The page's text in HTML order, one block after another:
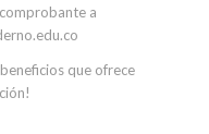
a
que ofrece